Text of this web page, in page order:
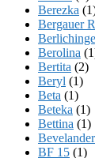
Berezka
Bergauer
Berolina
Bertita (2)
Beryl (1)
Beta (1)
Beteka (1)
Bettina (1)
Bevelander
BF 15 (1)